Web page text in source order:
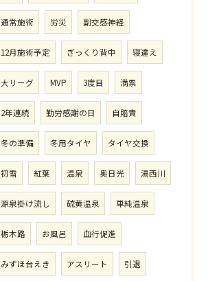
通常施術 労災 副交感神経
12月施術予定 ぎっくり背中 寝違え
大リーグ MVP 3度目 満票
2年連続 勤労感謝の日 自賠責
冬の準備 冬用タイヤ タイヤ交換
初雪 紅葉 温泉 奥日光 湯西川
源泉掛け流し 硫黄温泉 単純温泉
栃木路 お風呂 血行促進
みずほ台えき アスリート 引退